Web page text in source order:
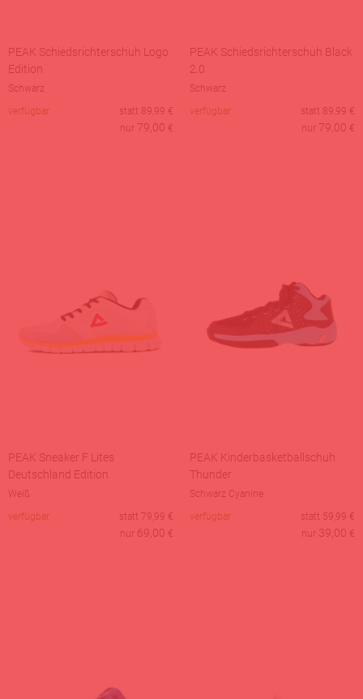
PEAK Schiedsrichterschuh Logo
Edition
Schwarz
verfügbar
statt 89,99 €
nur 79,00 €
PEAK Schiedsrichterschuh Black
2.0
Schwarz
verfügbar
statt 89,99 €
nur 79,00 €
PEAK Sneaker F Lites
Deutschland Edition
Weiß
verfügbar
statt 79,99 €
nur 69,00 €
PEAK Kinderbasketballschuh
Thunder
Schwarz Cyanine
verfügbar
statt 59,99 €
nur 39,00 €